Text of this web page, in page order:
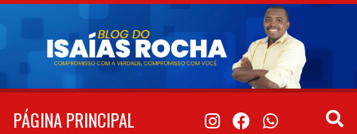
Pular
conteúdo
PÁGINA PRINCIPAL